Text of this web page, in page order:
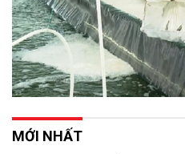
MỚI NHẤT